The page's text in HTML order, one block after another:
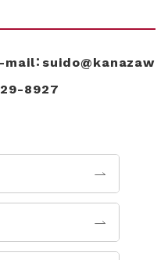
mail：suido@kanazaw
8927